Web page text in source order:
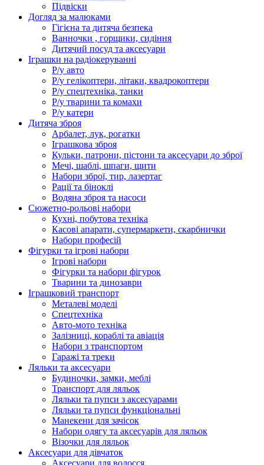
Підвіски
Догляд за малюками
Гігієна та дитяча безпека
Ванночки , горщики, сидіння
Дитячий посуд та аксесуари
Іграшки на радіокеруванні
Р/у авто
Р/у гелікоптери, літаки, квадрокоптери
Р/у спецтехніка, танки
Р/у тварини та комахи
Р/у катери
Дитяча зброя
Арбалет, лук, рогатки
Іграшкова зброя
Кульки, патрони, пістони та аксесуари до зброї
Мечі, шаблі, шпаги, щити
Набори зброї, тир, лазертаг
Рації та біноклі
Водяна зброя та насоси
Сюжетно-рольові набори
Кухні, побутова техніка
Касові апарати, супермаркети, скарбнички
Набори професій
Фігурки та ігрові набори
Ігрові набори
Фігурки та набори фігурок
Тварини та динозаври
Іграшковий транспорт
Металеві моделі
Спецтехніка
Авто-мото техніка
Залізниці, кораблі та авіація
Набори з транспортом
Гаражі та треки
Ляльки та аксесуари
Будиночки, замки, меблі
Транспорт для ляльок
Ляльки та пупси з аксесуарами
Ляльки та пупси функціональні
Манекени для зачісок
Набори одягу та аксесуарів для ляльок
Візочки для ляльок
Аксесуари для дівчаток
Аксесуари для волосся